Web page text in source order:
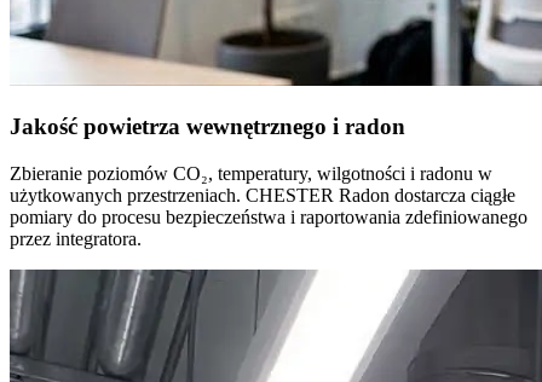
Jakość powietrza wewnętrznego i radon
Zbieranie poziomów CO₂, temperatury, wilgotności i radonu w
użytkowanych przestrzeniach. CHESTER Radon dostarcza ciągłe
pomiary do procesu bezpieczeństwa i raportowania zdefiniowanego
przez integratora.